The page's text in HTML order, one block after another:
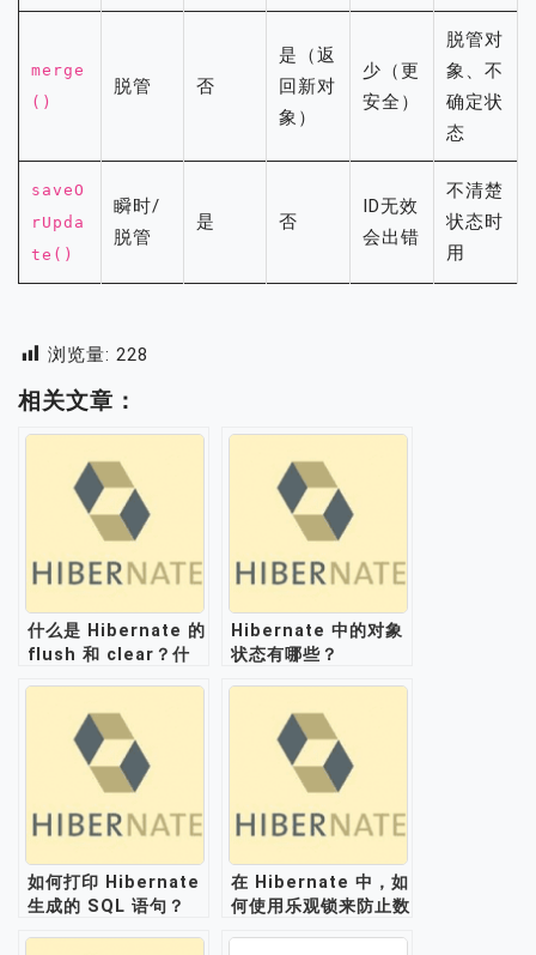
merge
()
脱管 否
是（返
回新对
象）
少（更
安全）
脱管对
象、不
确定状
态
saveO
rUpda
te()
瞬时/
脱管
是 否
ID无效
会出错
不清楚
状态时
用
浏览量: 228
相关文章：
什么是 Hibernate 的
flush 和 clear？什
Hibernate 中的对象
状态有哪些？
Detached）
如何打印 Hibernate
生成的 SQL 语句？
在 Hibernate 中，如
何使用乐观锁来防止数